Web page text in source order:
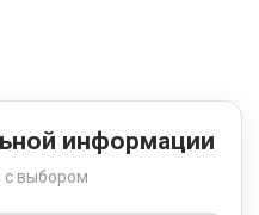
информации
с выбором